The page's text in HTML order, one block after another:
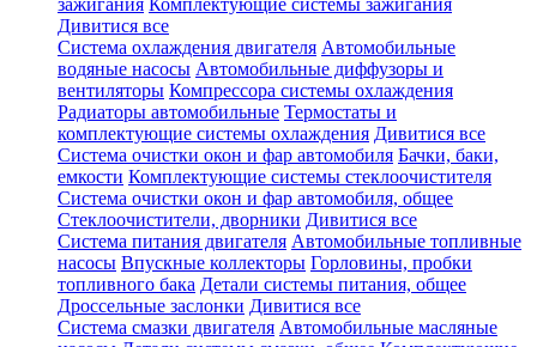
зажигания Комплектующие системы зажигания
Дивитися все
Система охлаждения двигателя Автомобильные
водяные насосы Автомобильные диффузоры и
вентиляторы Компрессора системы охлаждения
Радиаторы автомобильные Термостаты и
комплектующие системы охлаждения Дивитися все
Система очистки окон и фар автомобиля Бачки, баки,
емкости Комплектующие системы стеклоочистителя
Система очистки окон и фар автомобиля, общее
Стеклоочистители, дворники Дивитися все
Система питания двигателя Автомобильные топливные
насосы Впускные коллекторы Горловины, пробки
топливного бака Детали системы питания, общее
Дроссельные заслонки Дивитися все
Система смазки двигателя Автомобильные масляные